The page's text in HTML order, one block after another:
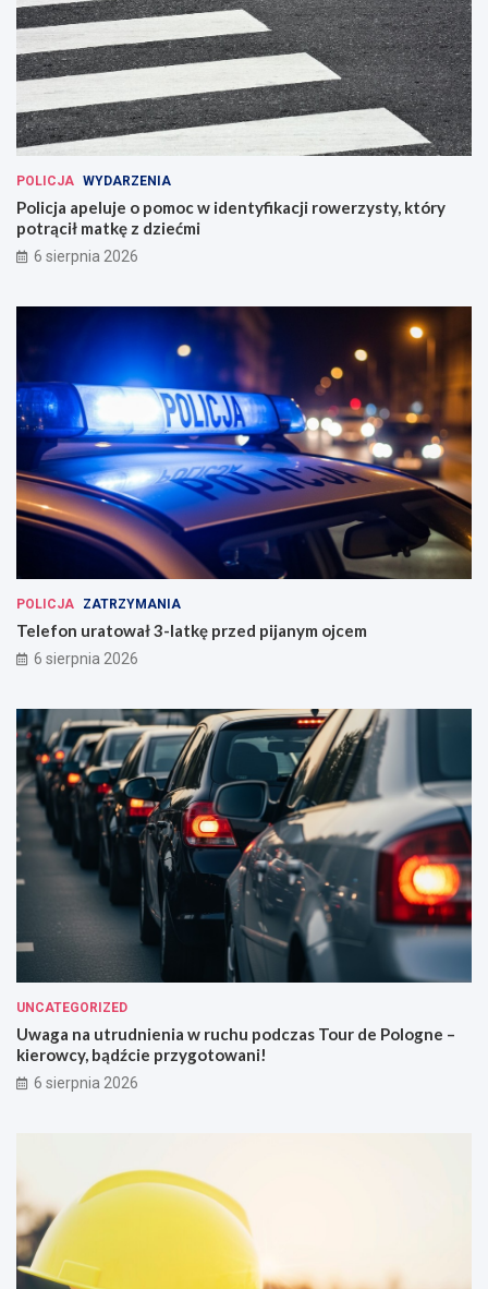
POLICJA WYDARZENIA
Policja apeluje o pomoc w identyfikacji rowerzysty, który
potrącił matkę z dziećmi
6 sierpnia 2026
POLICJA ZATRZYMANIA
Telefon uratował 3-latkę przed pijanym ojcem
6 sierpnia 2026
UNCATEGORIZED
Uwaga na utrudnienia w ruchu podczas Tour de Pologne –
kierowcy, bądźcie przygotowani!
6 sierpnia 2026